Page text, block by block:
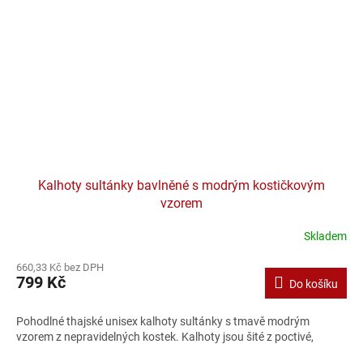
Kalhoty sultánky bavlněné s modrým kostičkovým
vzorem
Skladem
660,33 Kč bez DPH
799 Kč Do košíku
Pohodlné thajské unisex kalhoty sultánky s tmavě modrým
vzorem z nepravidelných kostek. Kalhoty jsou šité z poctivé,